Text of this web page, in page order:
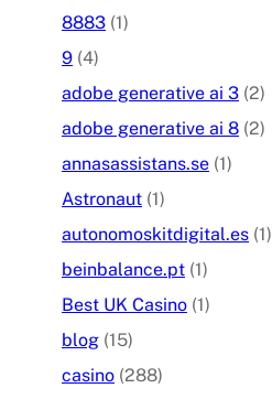
8883 (1)
9 (4)
adobe generative ai 3 (2)
adobe generative ai 8 (2)
annasassistans.se (1)
Astronaut (1)
autonomoskitdigital.es (1)
beinbalance.pt (1)
Best UK Casino (1)
blog (15)
casino (288)